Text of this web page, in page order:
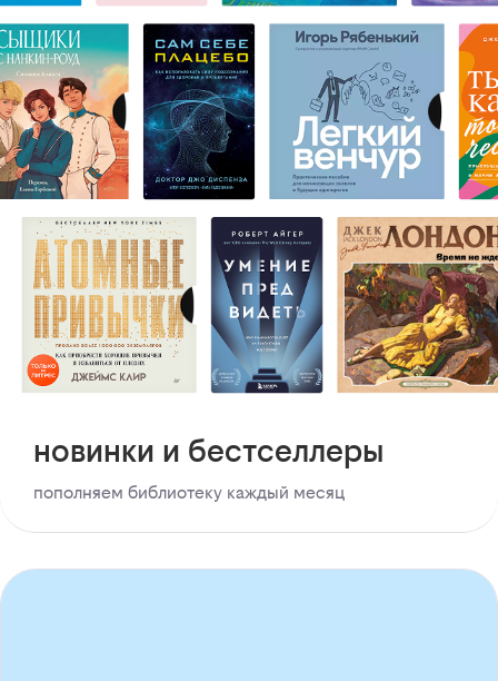
новинки и бестселлеры
пополняем библиотеку каждый месяц